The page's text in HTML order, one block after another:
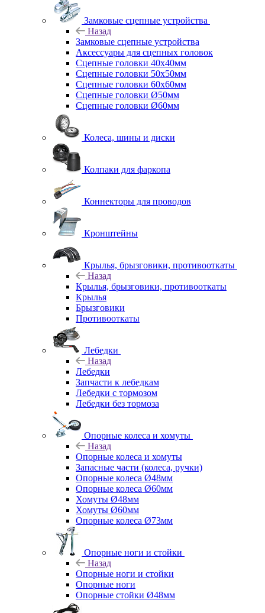
Замковые сцепные устройства
Назад
Замковые сцепные устройства
Аксессуары для сцепных головок
Сцепные головки 40x40мм
Сцепные головки 50x50мм
Сцепные головки 60x60мм
Сцепные головки Ø50мм
Сцепные головки Ø60мм
Колеса, шины и диски
Колпаки для фаркопа
Коннекторы для проводов
Кронштейны
Крылья, брызговики, противооткаты
Назад
Крылья, брызговики, противооткаты
Крылья
Брызговики
Противооткаты
Лебедки
Назад
Лебедки
Запчасти к лебедкам
Лебедки с тормозом
Лебедки без тормоза
Опорные колеса и хомуты
Назад
Опорные колеса и хомуты
Запасные части (колеса, ручки)
Опорные колеса Ø48мм
Опорные колеса Ø60мм
Хомуты Ø48мм
Хомуты Ø60мм
Опорные колеса Ø73мм
Опорные ноги и стойки
Назад
Опорные ноги и стойки
Опорные ноги
Опорные стойки Ø48мм